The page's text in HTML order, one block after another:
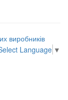
виробників
Language ▼